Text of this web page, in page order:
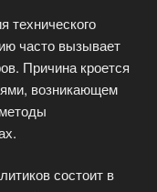
технического
часто вызывает
Причина кроется
возникающем
состоит в